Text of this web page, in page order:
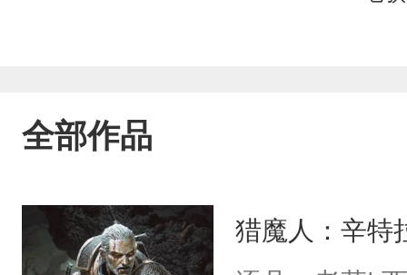
全部作品
猎魔人：辛特